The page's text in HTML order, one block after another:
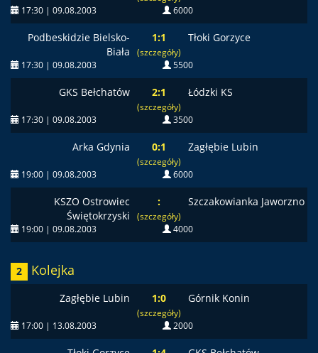
17:30 | 09.08.2003 6000
Podbeskidzie Bielsko-
Biała
1:1
(szczegóły)
Tłoki Gorzyce
17:30 | 09.08.2003 5500
GKS Bełchatów 2:1
(szczegóły)
Łódzki KS
17:30 | 09.08.2003 3500
Arka Gdynia 0:1
(szczegóły)
Zagłębie Lubin
19:00 | 09.08.2003 6000
KSZO Ostrowiec
Świętokrzyski
:
(szczegóły)
Szczakowianka Jaworzno
19:00 | 09.08.2003 4000
2 Kolejka
Zagłębie Lubin 1:0
(szczegóły)
Górnik Konin
17:00 | 13.08.2003 2000